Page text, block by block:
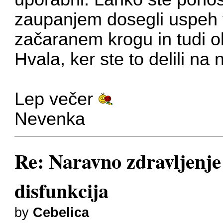
zaupanjem dosegli
začaranem krogu in tudi
Hvala, ker ste to delili na
Lep večer
Nevenka
Re: Naravno
disfunkcija
by Cebelica